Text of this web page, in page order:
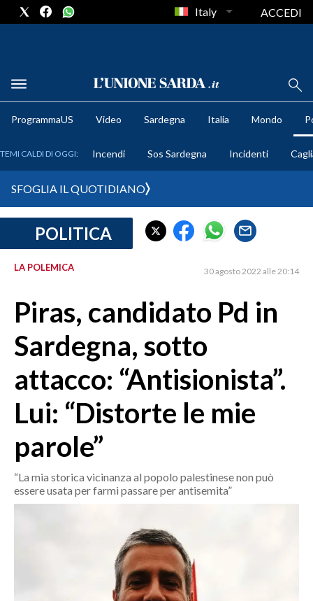
METEO
CRONACA SARDEGNA
MEDIO CAMPIDANO
ORISTANO E PROVINCIA
SASSARI E PROVINCIA
GALLURA
NUORO E PROVINCIA
OGLIASTRA
AGENDA
CRONACA
ITALIA
Italy ACCEDI
ProgrammaUS Video Sardegna Italia Mondo
TEMI CALDI DI OGGI: Incendi Sos Sardegna Incidenti
SFOGLIA IL QUOTIDIANO
POLITICA
LA POLEMICA 30 agosto 2022 alle 20:14
Piras, candidato Pd in
Sardegna, sotto
attacco: “Antisionista”.
Lui: “Distorte le mie
parole”
“La mia storica vicinanza al popolo palestinese non può
essere usata per farmi passare per antisemita”